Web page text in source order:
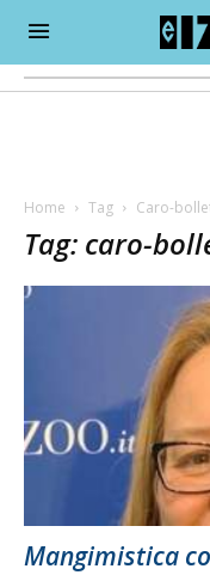
Home Tag Caro-
Tag: caro-
Mangimistica